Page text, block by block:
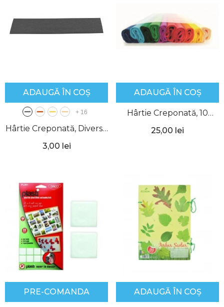
ADAUGĂ ÎN COȘ
+ 16
Hârtie Creponată, Diverse
Culori, 200 x 50 cm,
3,00 lei
ADAUGĂ ÎN COȘ
Hârtie Creponată, 10
culori/set, 200 x 50 cm,
25,00 lei
PRE-COMANDA ADAUGĂ ÎN COȘ